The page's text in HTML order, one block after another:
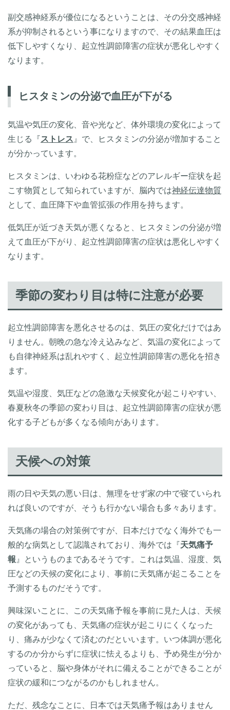
副交感神経系が優位になるということは、その分交感神経
系が抑制されるという事になりますので、その結果血圧は
低下しやすくなり、起立性調節障害の症状が悪化しやすく
なります。
ヒスタミンの分泌で血圧が下がる
気温や気圧の変化、音や光など、体外環境の変化によって
生じる『ストレス 』で、ヒスタミンの分泌が増加すること
が分かっています。
ヒスタミンは、いわゆる花粉症などのアレルギー症状を起
こす物質として知られていますが、脳内では神経伝達物質
として、血圧降下や血管拡張の作用を持ちます。
低気圧が近づき天気が悪くなると、ヒスタミンの分泌が増
えて血圧が下がり、起立性調節障害の症状は悪化しやすく
なります。
季節の変わり目は特に注意が必要
起立性調節障害を悪化させるのは、気圧の変化だけではあ
りません。朝晩の急な冷え込みなど、気温の変化によって
も自律神経系は乱れやすく、起立性調節障害の悪化を招き
ます。
気温や湿度、気圧などの急激な天候変化が起こりやすい、
春夏秋冬の季節の変わり目は、起立性調節障害の症状が悪
化する子どもが多くなる傾向があります。
天候への対策
雨の日や天気の悪い日は、無理をせず家の中で寝ていられ
れば良いのですが、そうも行かない場合も多々あります。
天気痛の場合の対策例ですが、日本だけでなく海外でも一
般的な病気として認識されており、海外では『天気痛予
報 』というものまであるそうです。これは気温、湿度、気
圧などの天候の変化により、事前に天気痛が起こることを
予測するものだそうです。
興味深いことに、この天気痛予報を事前に見た人は、天候
の変化があっても、天気痛の症状が起こりにくくなった
り、痛みが少なくて済むのだといいます。いつ体調が悪化
するのか分からずに症状に怯えるよりも、予め発生が分か
っていると、脳や身体がそれに備えることができることが
症状の緩和につながるのかもしれません。
ただ、残念なことに、日本では天気痛予報はありません